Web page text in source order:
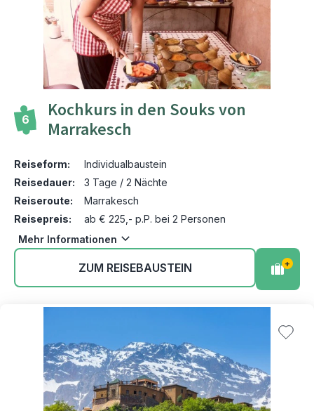
6
Kochkurs in den Souks von
Marrakesch
Reiseform:
Individualbaustein
Reisedauer:
3 Tage / 2 Nächte
Reiseroute:
Marrakesch
Reisepreis:
ab € 225,- p.P. bei 2 Personen
Mehr Informationen
ZUM REISEBAUSTEIN +